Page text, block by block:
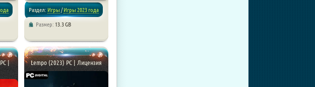
Раздел: Игры/Игры 2023 года
Размер: 13.3 GB
|
Lempo (2023) PC | Лицензия